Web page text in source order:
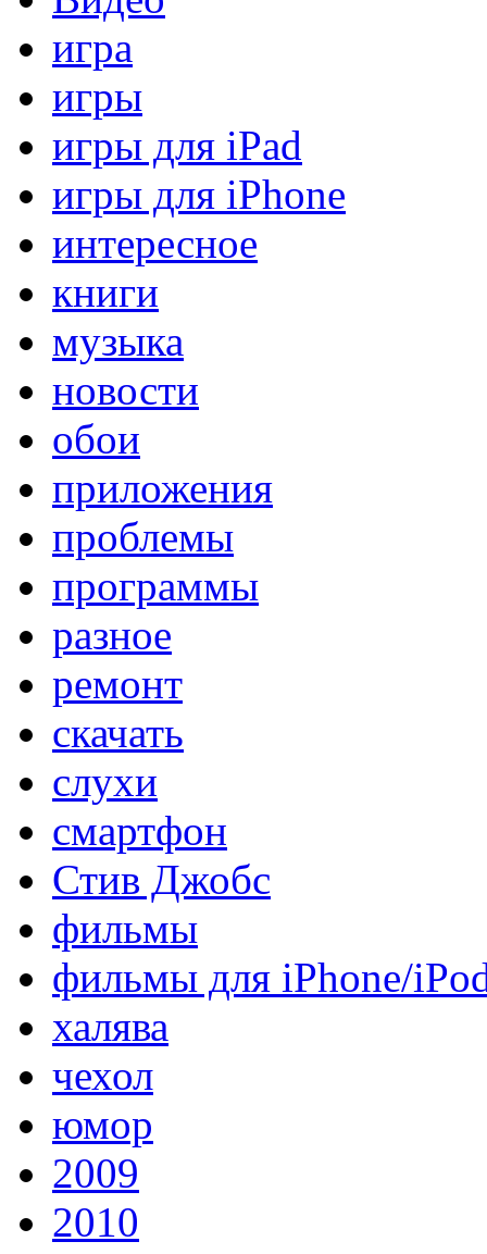
игра
игры
игры для iPad
игры для iPhone
интересное
книги
музыка
новости
обои
приложения
проблемы
программы
разное
ремонт
скачать
слухи
смартфон
Стив Джобс
фильмы
фильмы для iPhone/
халява
чехол
юмор
2009
2010